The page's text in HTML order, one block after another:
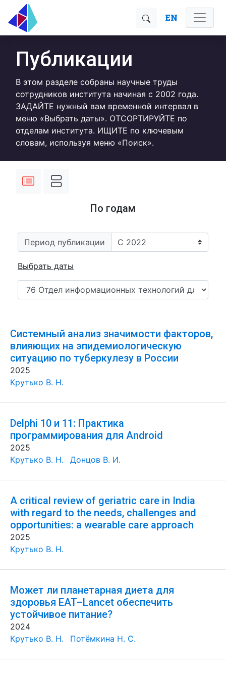
EN
Публикации
В этом разделе собраны научные труды
сотрудников института начиная с 2002 года.
ЗАДАЙТЕ нужный вам временной интервал в
меню «Выбрать даты». ОТСОРТИРУЙТЕ по
отделам института. ИЩИТЕ по ключевым
словам, используя меню «Поиск».
По годам
Период публикации
Выбрать даты
Системный анализ значимости факторов,
влияющих на эпидемиологическую
ситуацию по туберкулезу в России
2025
Крутько В. Н.
Delphi 10 и 11: Практика
программирования для Android
2025
Крутько В. Н.
Донцов В. И.
A critical review of geriatric care in India
with regard to the needs, challenges and
opportunities: a wearable care approach
2025
Крутько В. Н.
Может ли планетарная диета для
здоровья EAT–Lancet обеспечить
устойчивое питание?
2024
Крутько В. Н.
Потёмкина Н. С.